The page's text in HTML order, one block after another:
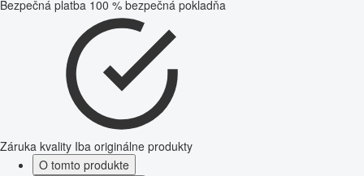
Bezpečná platba 100 % bezpečná pokladňa
Záruka kvality Iba originálne produkty
O tomto produkte